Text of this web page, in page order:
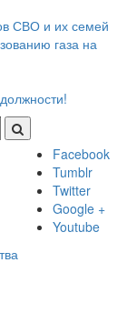
СВО и их семей
газа на
Facebook
Tumblr
Twitter
Google +
Youtube